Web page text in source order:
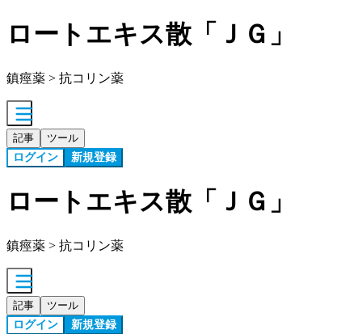
ロートエキス散「ＪＧ」
鎮痙薬 > 抗コリン薬
記事 ツール
ログイン 新規登録
ロートエキス散「ＪＧ」
鎮痙薬 > 抗コリン薬
記事 ツール
ログイン 新規登録